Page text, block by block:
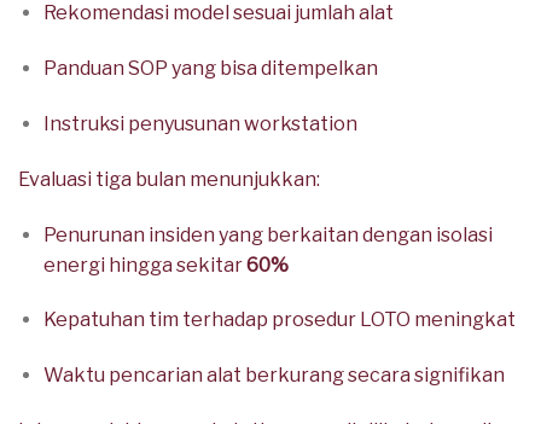
Rekomendasi model sesuai jumlah alat
Panduan SOP yang bisa ditempelkan
Instruksi penyusunan workstation
Evaluasi tiga bulan menunjukkan:
Penurunan insiden yang berkaitan dengan isolasi
energi hingga sekitar60%
Kepatuhan tim terhadap prosedur LOTO meningkat
Waktu pencarian alat berkurang secara signifikan